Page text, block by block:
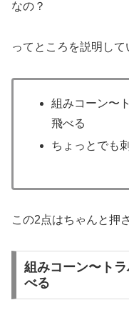
なの？
ってところを説明して
組みコーン〜
飛べる
ちょっとでも
この2点はちゃんと押
組みコーン〜ト
べる